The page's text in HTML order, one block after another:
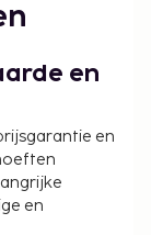
op met de
de
en
en
en